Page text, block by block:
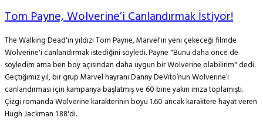
Tom Payne, Wolverine’i Canlandırmak İstiyor!
The Walking Dead'in yıldızı Tom Payne, Marvel'ın yeni çekeceği filmde
Wolverine'i canlandırmak istediğini söyledi. Payne "Bunu daha önce de
söyledim ama ben boy açısından daha uygun bir Wolverine olabilirim" dedi.
Geçtiğimiz yıl, bir grup Marvel hayranı Danny DeVito’nun Wolverine’i
canlandırması için kampanya başlatmış ve 60 bine yakın imza toplamıştı.
Çizgi romanda Wolverine karakterinin boyu 1.60 ancak karaktere hayat veren
Hugh Jackman 1.88'di.